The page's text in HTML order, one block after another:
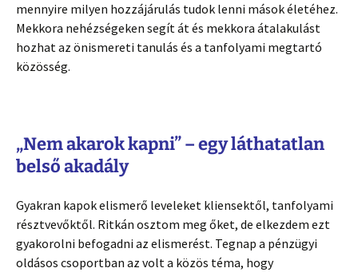
mennyire milyen hozzájárulás tudok lenni mások életéhez.
Mekkora nehézségeken segít át és mekkora átalakulást
hozhat az önismereti tanulás és a tanfolyami megtartó
közösség.
„Nem akarok kapni” – egy láthatatlan
belső akadály
Gyakran kapok elismerő leveleket kliensektől, tanfolyami
résztvevőktől. Ritkán osztom meg őket, de elkezdem ezt
gyakorolni befogadni az elismerést. Tegnap a pénzügyi
oldásos csoportban az volt a közös téma, hogy